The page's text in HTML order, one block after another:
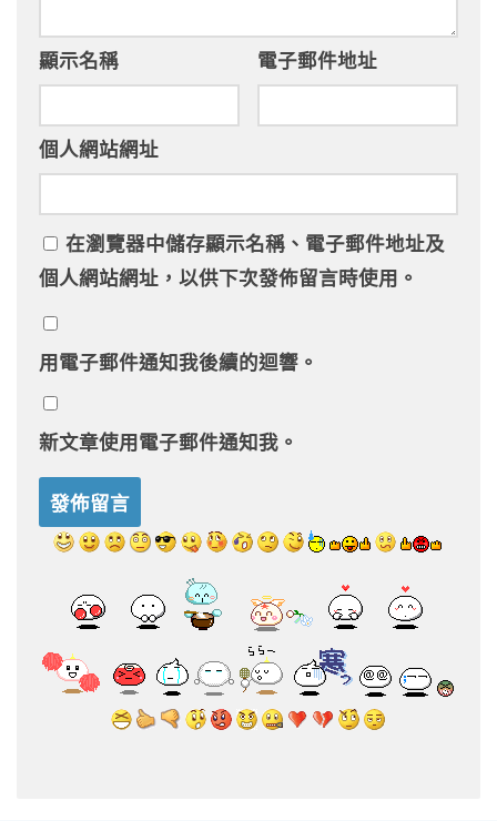
顯示名稱 電子郵件地址
個人網站網址
在瀏覽器中儲存顯示名稱、電子郵件地址及
個人網站網址，以供下次發佈留言時使用。
用電子郵件通知我後續的迴響。
新文章使用電子郵件通知我。